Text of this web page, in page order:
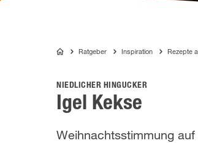
COMPORatgeber Inspiration Rezepte
NIEDLICHER HINGUCKER
Igel Kekse
Weihnachtsstimmung